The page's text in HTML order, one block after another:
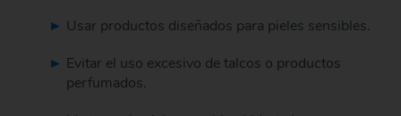
Usar productos diseñados para pieles sensibles.
Evitar el uso excesivo de talcos o productos
perfumados.